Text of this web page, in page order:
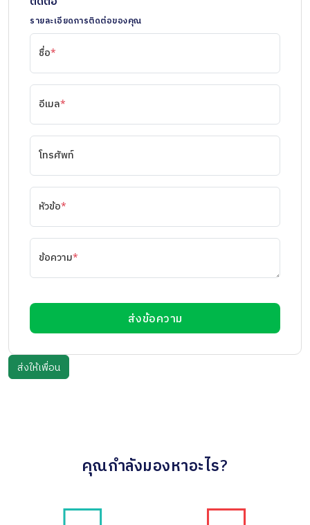
รายละเอียดการติดต่อของคุณ
ชื่อ*
อีเมล*
โทรศัพท์
หัวข้อ*
ข้อความ*
ส่งข้อความ
คุณกำลังมองหาอะไร?